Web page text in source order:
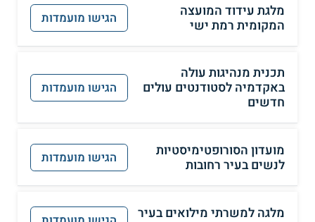
מלגת עידוד המועצה
המקומית רמת ישי
הגישו מועמדות
תכנית מנהיגות עולה
באקדמיה לסטודנטים עולים
חדשים
הגישו מועמדות
מועדון הסורופטימיסטיות
לנשים בעיר רחובות
הגישו מועמדות
מלגה למשרתי מילואים בעיר